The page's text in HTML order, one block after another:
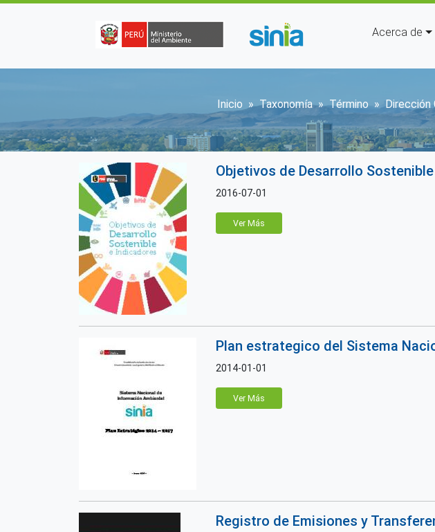
Acerca de
Sobrescribir enlaces
Inicio Taxonomía Término Dirección
Objetivos de Desarrollo
2016-07-01
Ver Más
Plan estrategico del Sistema
2014-01-01
Ver Más
Registro de Emisiones y